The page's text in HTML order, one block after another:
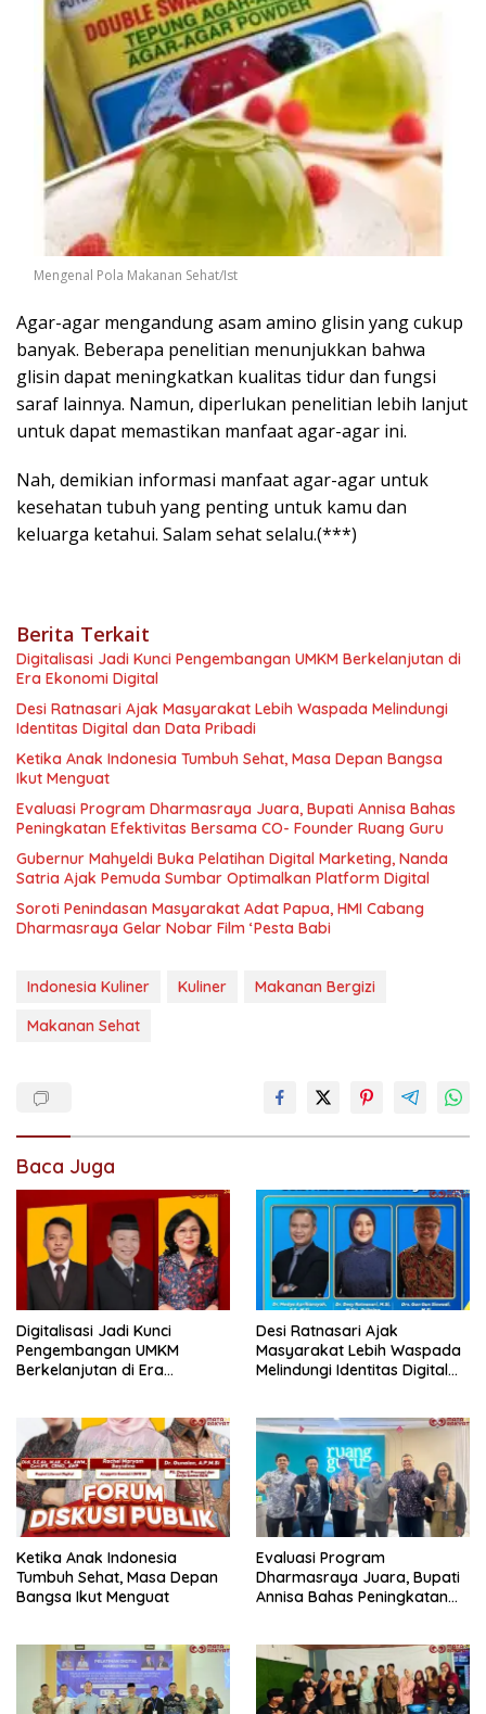
Mengenal Pola Makanan Sehat/Ist
Agar-agar mengandung asam amino glisin yang cukup
banyak. Beberapa penelitian menunjukkan bahwa
glisin dapat meningkatkan kualitas tidur dan fungsi
saraf lainnya. Namun, diperlukan penelitian lebih lanjut
untuk dapat memastikan manfaat agar-agar ini.
Nah, demikian informasi manfaat agar-agar untuk
kesehatan tubuh yang penting untuk kamu dan
keluarga ketahui. Salam sehat selalu.(***)
Berita Terkait
Digitalisasi Jadi Kunci Pengembangan UMKM Berkelanjutan di
Era Ekonomi Digital
Desi Ratnasari Ajak Masyarakat Lebih Waspada Melindungi
Identitas Digital dan Data Pribadi
Ketika Anak Indonesia Tumbuh Sehat, Masa Depan Bangsa
Ikut Menguat
Evaluasi Program Dharmasraya Juara, Bupati Annisa Bahas
Peningkatan Efektivitas Bersama CO- Founder Ruang Guru
Gubernur Mahyeldi Buka Pelatihan Digital Marketing, Nanda
Satria Ajak Pemuda Sumbar Optimalkan Platform Digital
Soroti Penindasan Masyarakat Adat Papua, HMI Cabang
Dharmasraya Gelar Nobar Film ‘Pesta Babi
Indonesia Kuliner Kuliner
Makanan Bergizi
Makanan Sehat
Baca Juga
Digitalisasi Jadi Kunci
Pengembangan UMKM
Berkelanjutan di Era
Desi Ratnasari Ajak
Masyarakat Lebih Waspada
Melindungi Identitas Digital
Ketika Anak Indonesia
Tumbuh Sehat, Masa Depan
Bangsa Ikut Menguat
Evaluasi Program
Dharmasraya Juara, Bupati
Annisa Bahas Peningkatan